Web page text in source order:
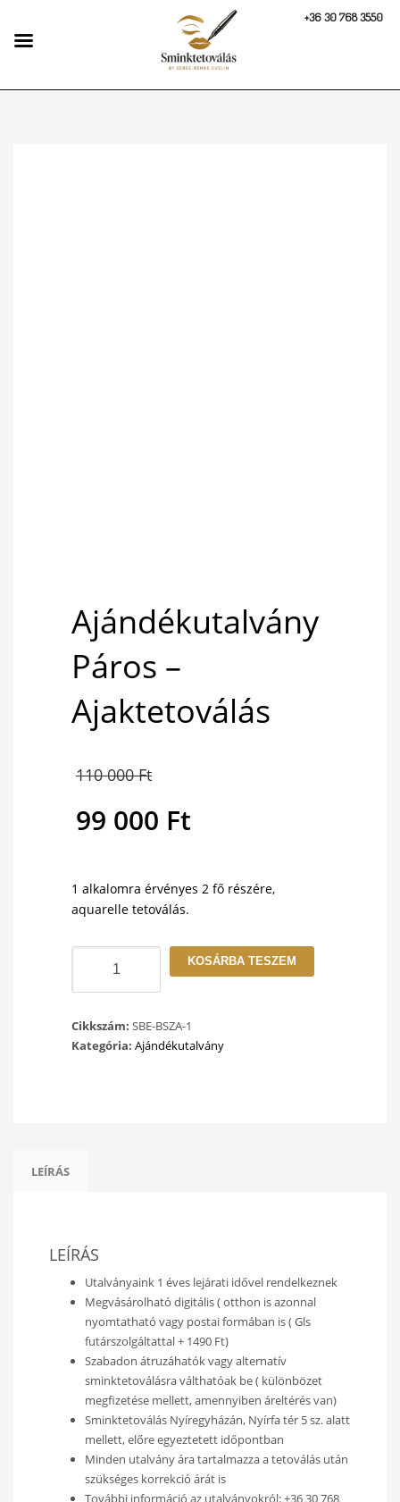
Ajándékutalvány
Páros –
Ajaktetoválás
110 000Ft
price
110
000 Ft.
99 000 Ft
price
000 Ft.
1 alkalomra érvényes 2 fő részére,
aquarelle tetoválás.
-
mennyiség
KOSÁRBA TESZEM
Cikkszám: SBE-BSZA-1
Kategória: Ajándékutalvány
LEÍRÁS
LEÍRÁS
Utalványaink 1 éves lejárati idővel rendelkeznek
Megvásárolható digitális ( otthon is azonnal
nyomtatható vagy postai formában is ( Gls
futárszolgáltattal + 1490 Ft)
Szabadon átruzáhatók vagy alternatív
sminktetoválásra válthatóak be ( különbözet
megfizetése mellett, amennyiben áreltérés van)
Sminktetoválás Nyíregyházán, Nyírfa tér 5 sz. alatt
mellett, előre egyeztetett időpontban
Minden utalvány ára tartalmazza a tetoválás után
szükséges korrekció árát is
További információ az utalványokról: +36 30 768
+36 30 768 3550